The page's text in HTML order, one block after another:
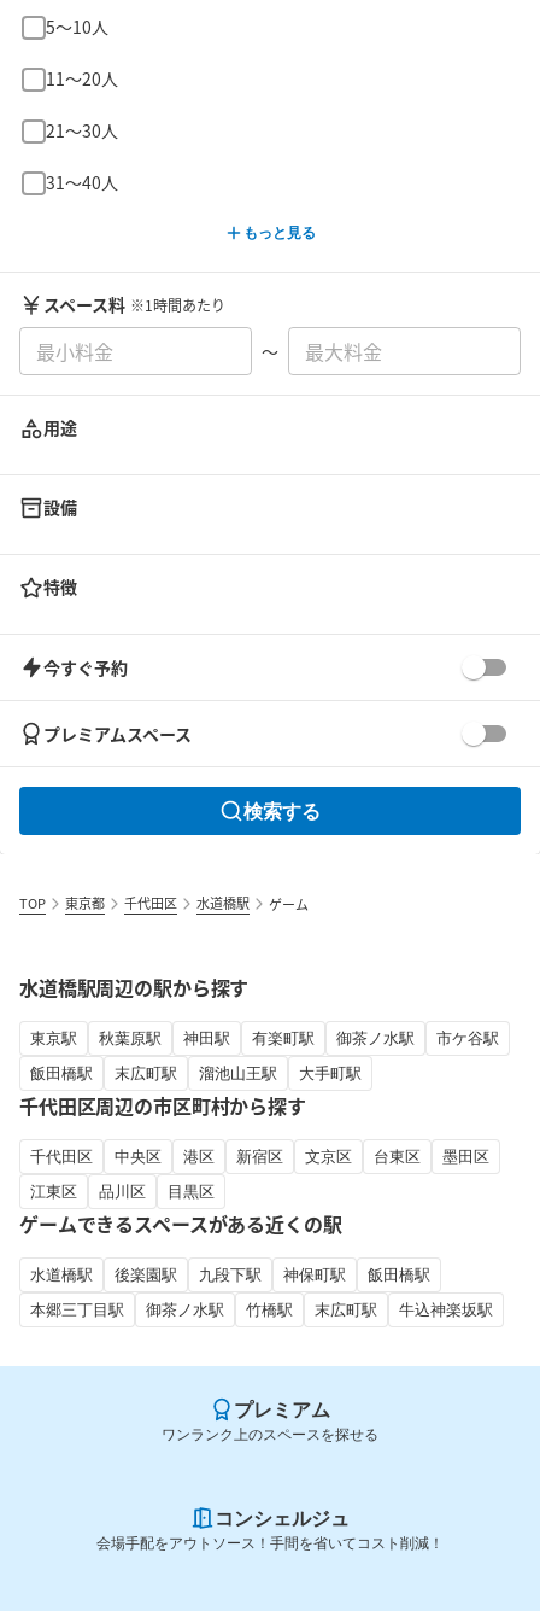
5〜10人
11〜20人
21〜30人
31〜40人
もっと見る
スペース料 ※1時間あたり
〜
用途
設備
特徴
今すぐ予約
プレミアムスペース
検索する
TOP 東京都 千代田区 水道橋駅 ゲーム
水道橋駅周辺の駅から探す
東京駅 秋葉原駅 神田駅 有楽町駅 御茶ノ水駅
市ケ谷駅
飯田橋駅
末広町駅 溜池山王駅 大手町駅
千代田区周辺の市区町村から探す
千代田区 中央区 港区 新宿区 文京区 台東区
墨田区
江東区
品川区 目黒区
ゲームできるスペースがある近くの駅
水道橋駅 後楽園駅 九段下駅 神保町駅
飯田橋駅
本郷三丁目駅
御茶ノ水駅 竹橋駅 末広町駅 牛込神楽坂駅
プレミアム
ワンランク上のスペースを探せる
コンシェルジュ
会場手配をアウトソース！手間を省いてコスト削減！